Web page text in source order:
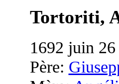
Tortoriti,
1692 juin
Père: